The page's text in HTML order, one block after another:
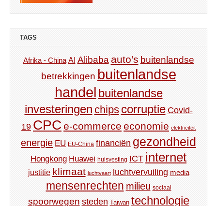
TAGS
Afrika - China AI Alibaba auto's buitenlandse
betrekkingen buitenlandse
handel buitenlandse
investeringen chips corruptie Covid-
19 CPC e-commerce economie elektriciteit
energie EU EU-China financiën gezondheid
Hongkong Huawei huisvesting ICT internet
justitie klimaat luchtvaart luchtvervuiling media
mensenrechten milieu sociaal
spoorwegen steden Taiwan technologie